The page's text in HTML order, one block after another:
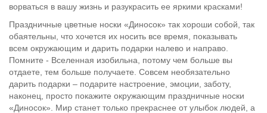
ворваться в вашу жизнь и разукрасить ее яркими красками!
Праздничные цветные носки «Диносок» так хороши собой, так
обаятельны, что хочется их носить все время, показывать
всем окружающим и дарить подарки налево и направо.
Помните - Вселенная изобильна, потому чем больше вы
отдаете, тем больше получаете. Совсем необязательно
дарить подарки – подарите настроение, эмоции, заботу,
наконец, просто покажите окружающим праздничные носки
«Диносок». Мир станет только прекраснее от улыбок людей, а